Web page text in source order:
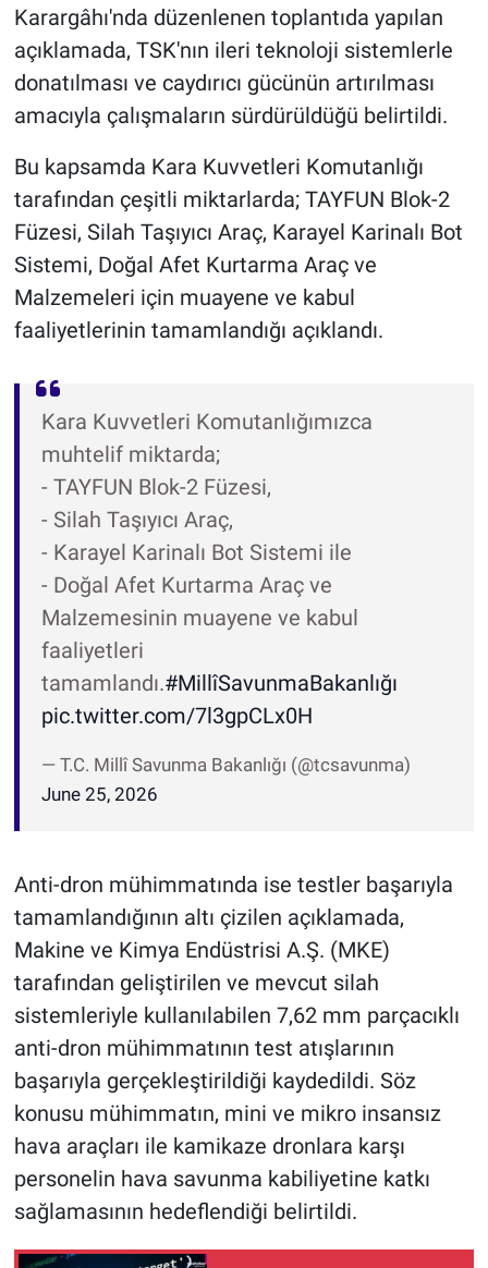
Karargâhı'nda düzenlenen toplantıda yapılan
açıklamada, TSK'nın ileri teknoloji sistemlerle
donatılması ve caydırıcı gücünün artırılması
amacıyla çalışmaların sürdürüldüğü belirtildi.
Bu kapsamda Kara Kuvvetleri Komutanlığı
tarafından çeşitli miktarlarda; TAYFUN Blok-2
Füzesi, Silah Taşıyıcı Araç, Karayel Karinalı Bot
Sistemi, Doğal Afet Kurtarma Araç ve
Malzemeleri için muayene ve kabul
faaliyetlerinin tamamlandığı açıklandı.
Kara Kuvvetleri Komutanlığımızca
muhtelif miktarda;
- TAYFUN Blok-2 Füzesi,
- Silah Taşıyıcı Araç,
- Karayel Karinalı Bot Sistemi ile
- Doğal Afet Kurtarma Araç ve
Malzemesinin muayene ve kabul
faaliyetleri
tamamlandı.#MillîSavunmaBakanlığı
pic.twitter.com/7l3gpCLx0H
— T.C. Millî Savunma Bakanlığı (@tcsavunma)
June 25, 2026
Anti-dron mühimmatında ise testler başarıyla
tamamlandığının altı çizilen açıklamada,
Makine ve Kimya Endüstrisi A.Ş. (MKE)
tarafından geliştirilen ve mevcut silah
sistemleriyle kullanılabilen 7,62 mm parçacıklı
anti-dron mühimmatının test atışlarının
başarıyla gerçekleştirildiği kaydedildi. Söz
konusu mühimmatın, mini ve mikro insansız
hava araçları ile kamikaze dronlara karşı
personelin hava savunma kabiliyetine katkı
sağlamasının hedeflendiği belirtildi.